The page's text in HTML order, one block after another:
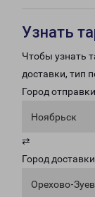
Узнать
Чтобы узнать
доставки, тип
Город отправки
Ноябрьск
⇄
Город доставки
Орехово-